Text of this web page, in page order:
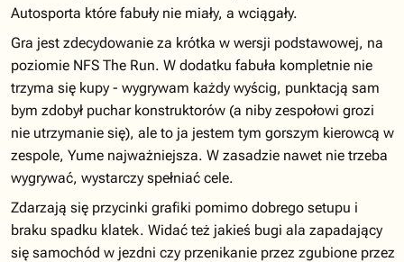
Autosporta które fabuły nie miały, a wciągały.
Gra jest zdecydowanie za krótka w wersji podstawowej, na
poziomie NFS The Run. W dodatku fabuła kompletnie nie
trzyma się kupy - wygrywam każdy wyścig, punktacją sam
bym zdobył puchar konstruktorów (a niby zespołowi grozi
nie utrzymanie się), ale to ja jestem tym gorszym kierowcą w
zespole, Yume najważniejsza. W zasadzie nawet nie trzeba
wygrywać, wystarczy spełniać cele.
Zdarzają się przycinki grafiki pomimo dobrego setupu i
braku spadku klatek. Widać też jakieś bugi ala zapadający
się samochód w jezdni czy przenikanie przez zgubione przez